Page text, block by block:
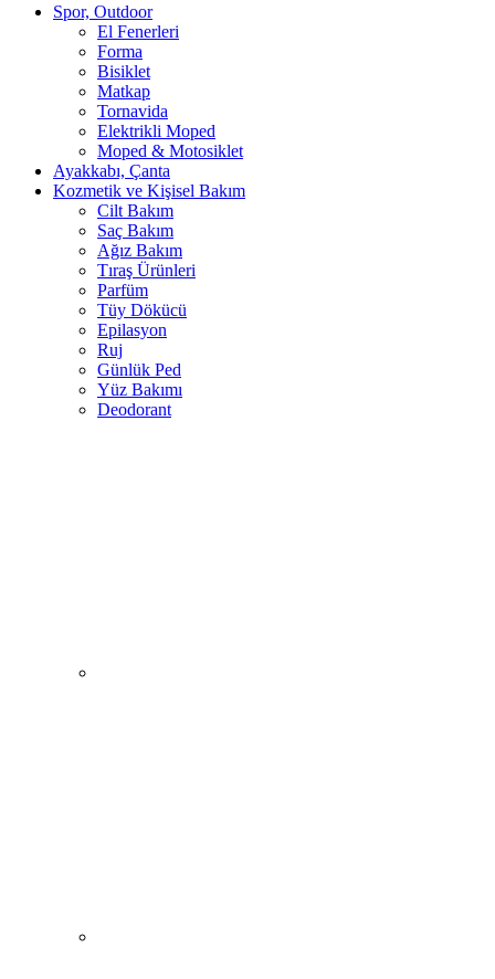
Spor, Outdoor
El Fenerleri
Forma
Bisiklet
Matkap
Tornavida
Elektrikli Moped
Moped & Motosiklet
Ayakkabı, Çanta
Kozmetik ve Kişisel Bakım
Cilt Bakım
Saç Bakım
Ağız Bakım
Tıraş Ürünleri
Parfüm
Tüy Dökücü
Epilasyon
Ruj
Günlük Ped
Yüz Bakımı
Deodorant